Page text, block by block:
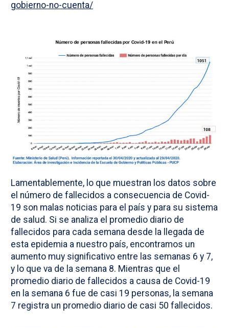
gobierno-no-cuenta/
Lamentablemente, lo que muestran los datos sobre
el número de fallecidos a consecuencia de Covid-
19 son malas noticias para el país y para su sistema
de salud. Si se analiza el promedio diario de
fallecidos para cada semana desde la llegada de
esta epidemia a nuestro país, encontramos un
aumento muy significativo entre las semanas 6 y 7,
y lo que va de la semana 8. Mientras que el
promedio diario de fallecidos a causa de Covid-19
en la semana 6 fue de casi 19 personas, la semana
7 registra un promedio diario de casi 50 fallecidos.